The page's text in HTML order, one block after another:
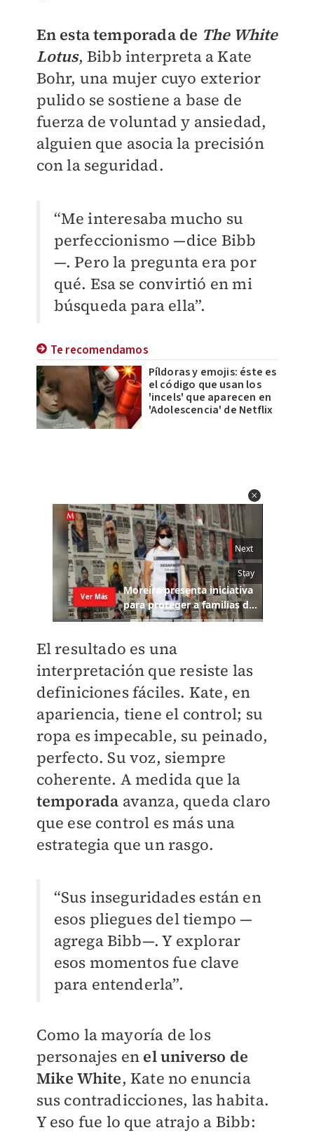
En esta temporada de The White
Lotus, Bibb interpreta a Kate
Bohr, una mujer cuyo exterior
pulido se sostiene a base de
fuerza de voluntad y ansiedad,
alguien que asocia la precisión
con la seguridad.
“Me interesaba mucho su
perfeccionismo —dice Bibb
—. Pero la pregunta era por
qué. Esa se convirtió en mi
búsqueda para ella”.
Te recomendamos
Píldoras y emojis: éste es
el código que usan los
'incels' que aparecen en
'Adolescencia' de Netflix
El resultado es una
interpretación que resiste las
definiciones fáciles. Kate, en
apariencia, tiene el control; su
ropa es impecable, su peinado,
perfecto. Su voz, siempre
coherente. A medida que la
temporada avanza, queda claro
que ese control es más una
estrategia que un rasgo.
“Sus inseguridades están en
esos pliegues del tiempo —
agrega Bibb—. Y explorar
esos momentos fue clave
para entenderla”.
Como la mayoría de los
personajes en el universo de
Mike White, Kate no enuncia
sus contradicciones, las habita.
Y eso fue lo que atrajo a Bibb: